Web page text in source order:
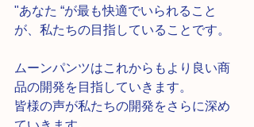
"あなた “が最も快適でいられること
が、私たちの目指していることです。
ムーンパンツはこれからもより良い商
品の開発を目指していきます。
皆様の声が私たちの開発をさらに深め